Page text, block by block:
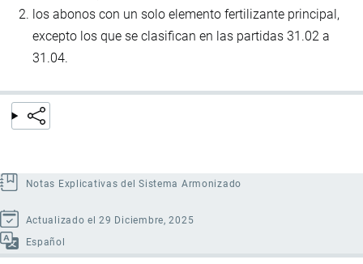
los abonos con un solo elemento fertilizante principal,
excepto los que se clasifican en las partidas 31.02 a
31.04.
Notas Explicativas del Sistema Armonizado
Actualizado el 29 Diciembre, 2025
Español